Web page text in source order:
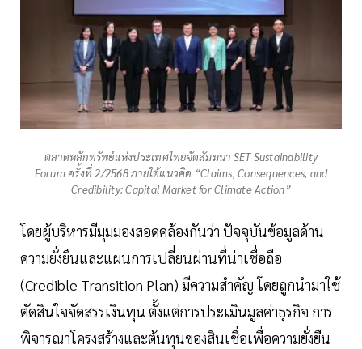
ตลาดหลักทรัพย์แห่งประเทศไทยจัดสัมมนา SET Sustainability
Forum ครั้งที่ 2/2568 ภายใต้แนวคิด “Claims, Consequences, and
Credibility: Capital Market for Climate Action”
โดยผู้บริหารมีมุมมองสอดคล้องกันว่า ปัจจุบันข้อมูลด้าน
ความยั่งยืนและแผนการเปลี่ยนผ่านที่น่าเชื่อถือ
(Credible Transition Plan) มีความสำคัญ โดยถูกนำมาใช้
ตัดสินใจจัดสรรเงินทุน ตั้งแต่การประเมินมูลค่าธุรกิจ การ
พิจารณาโครงสร้างและต้นทุนของสินเชื่อเพื่อความยั่งยืน